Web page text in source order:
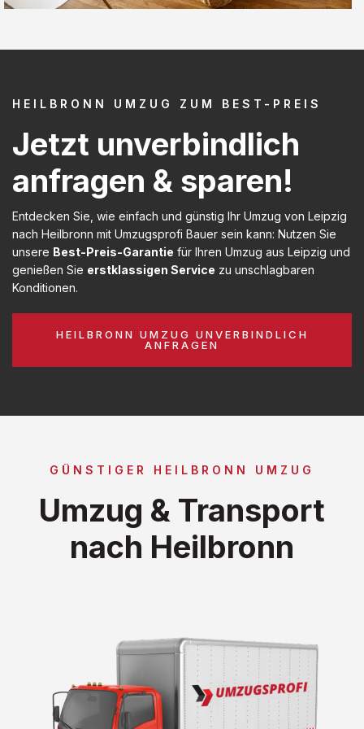
HEILBRONN UMZUG ZUM BEST-PREIS
Jetzt unverbindlich
anfragen & sparen!
Entdecken Sie, wie einfach und günstig Ihr Umzug von Leipzig
nach Heilbronn mit Umzugsprofi Bauer sein kann: Nutzen Sie
unsere Best-Preis-Garantie für Ihren Umzug aus Leipzig und
genießen Sie erstklassigen Service zu unschlagbaren
Konditionen.
HEILBRONN UMZUG UNVERBINDLICH
ANFRAGEN
GÜNSTIGER HEILBRONN UMZUG
Umzug & Transport
nach Heilbronn